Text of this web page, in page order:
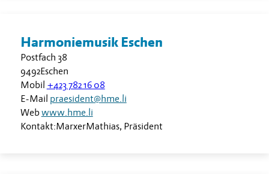
Harmoniemusik Eschen
Postfach 38
9492Eschen
Mobil +423 782 16 08
E-Mail praesident@hme.li
Webwww.hme.li
Kontakt:MarxerMathias, Präsident